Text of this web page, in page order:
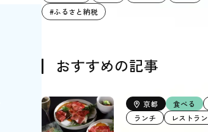
#ふるさと納税
おすすめの記事
京都 食べる
ランチ
レストラン